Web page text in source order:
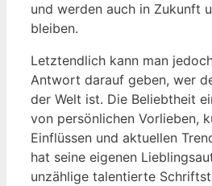
und werden auch in Zukunft
bleiben.
Letztendlich kann man
Antwort darauf geben, ​wer
der Welt ist. Die Beliebtheit
von persönlichen Vorlieben,
Einflüssen und ⁤aktuellen
hat seine eigenen
unzählige talentierte